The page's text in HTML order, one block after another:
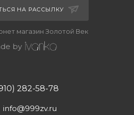
НА РАССЫЛКУ
магазин Золотой Век
by
282-58-78
info@999zv.ru